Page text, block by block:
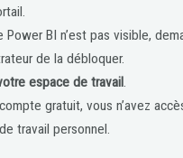
Power BI n’est pas visible,
de la débloquer.
espace de travail.
gratuit, vous n’avez
travail personnel.